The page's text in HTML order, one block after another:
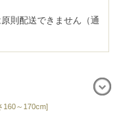
則配送できません（通
160～170cm]